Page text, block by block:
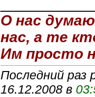
О нас
нас, а те
Им просто
Последний раз
16.12.2008 в